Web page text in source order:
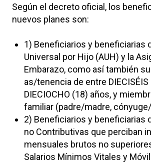
Según el decreto oficial, los
nuevos planes son:
1) Beneficiarios y beneficiarias
Universal por Hijo (AUH) y la
Embarazo, como así también
as/tenencia de entre DIECISÉIS
DIECIOCHO (18) años, y
familiar (padre/madre,
2) Beneficiarios y beneficiarias
no Contributivas que perciban
mensuales brutos no
Salarios Mínimos Vitales y